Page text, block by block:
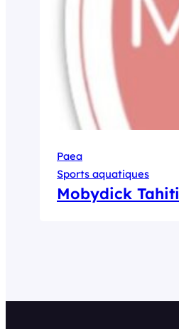
Paea
Sports aquatiques
Mobydick Tahiti